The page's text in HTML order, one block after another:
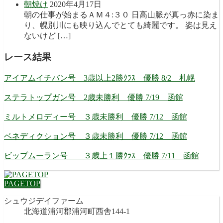
朝焼け 2020年4月17日
朝の仕事が始まるＡＭ４:３０ 日高山脈が真っ赤に染ま
り、幌別川にも映り込んでとても綺麗です。 姿は見え
ないけど […]
レース結果
アイアムイチバン号 3歳以上2勝ｸﾗｽ 優勝 8/2 札幌
ステラトップガン号 2歳未勝利 優勝 7/19 函館
ミルトメロディー号 ３歳未勝利 優勝 7/12 函館
ベネディクション号 ３歳未勝利 優勝 7/12 函館
ビップムーラン号 ３歳上１勝ｸﾗｽ 優勝 7/11 函館
PAGETOP
シュウジデイファーム
北海道浦河郡浦河町西舎144-1